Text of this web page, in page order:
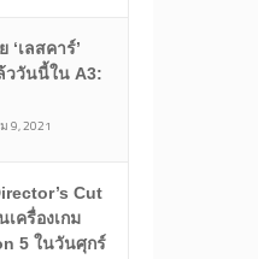
เลสคาร์’
ววันนี้ใน A3:
9, 2021
Cut
ครื่องเกม
5 ในวันศุกร์